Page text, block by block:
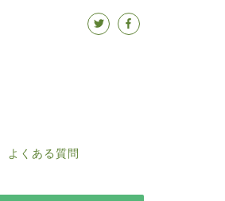
よくある質問